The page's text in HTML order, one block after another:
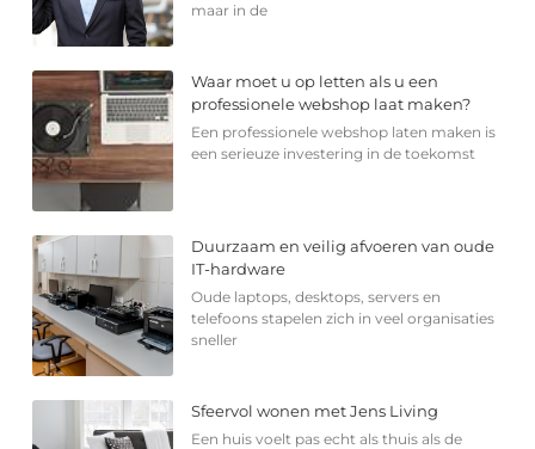
maar in de
Waar moet u op letten als u een
professionele webshop laat maken?
Een professionele webshop laten maken is
een serieuze investering in de toekomst
Duurzaam en veilig afvoeren van oude
IT-hardware
Oude laptops, desktops, servers en
telefoons stapelen zich in veel organisaties
sneller
Sfeervol wonen met Jens Living
Een huis voelt pas echt als thuis als de